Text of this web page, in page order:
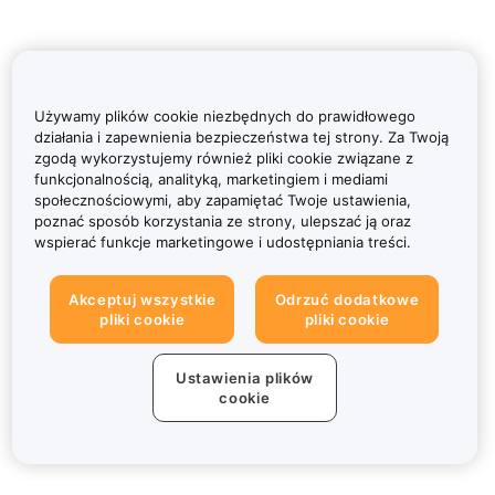
Używamy plików cookie niezbędnych do prawidłowego
działania i zapewnienia bezpieczeństwa tej strony. Za Twoją
zgodą wykorzystujemy również pliki cookie związane z
funkcjonalnością, analityką, marketingiem i mediami
społecznościowymi, aby zapamiętać Twoje ustawienia,
poznać sposób korzystania ze strony, ulepszać ją oraz
wspierać funkcje marketingowe i udostępniania treści.
Akceptuj wszystkie
pliki cookie
Odrzuć dodatkowe
pliki cookie
Ustawienia plików
cookie